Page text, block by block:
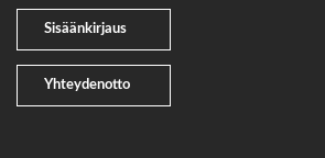
Yhteydenotto
Sisäänkirjaus